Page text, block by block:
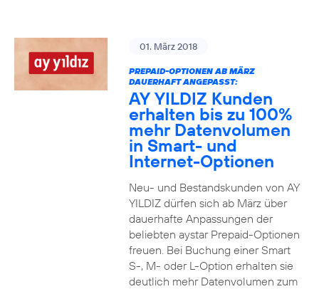
01. März 2018
PREPAID-OPTIONEN AB MÄRZ
DAUERHAFT ANGEPASST:
AY YILDIZ Kunden
erhalten bis zu 100%
mehr Datenvolumen
in Smart- und
Internet-Optionen
Neu- und Bestandskunden von AY
YILDIZ dürfen sich ab März über
dauerhafte Anpassungen der
beliebten aystar Prepaid-Optionen
freuen. Bei Buchung einer Smart
S-, M- oder L-Option erhalten sie
deutlich mehr Datenvolumen zum